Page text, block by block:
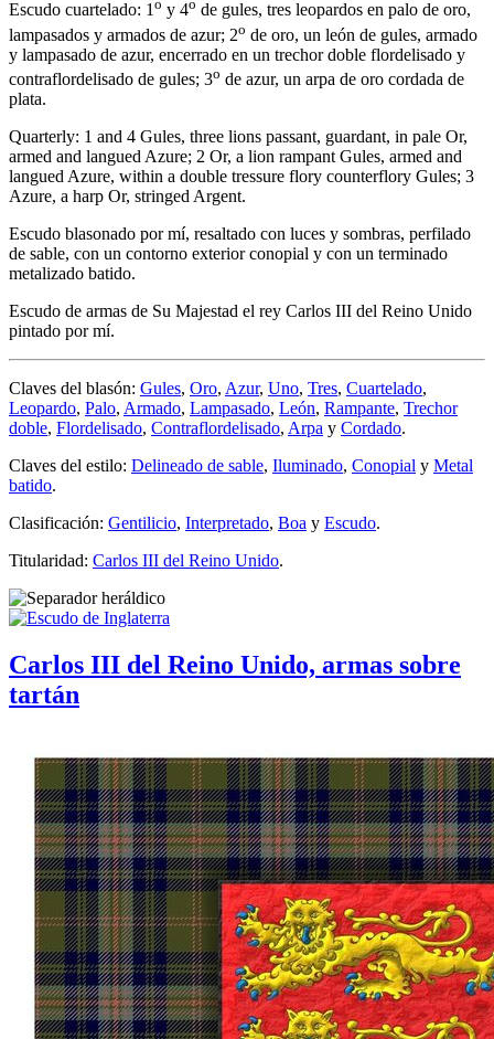
Escudo cuartelado: 1o y 4o de gules, tres leopardos en palo de oro,
lampasados y armados de azur; 2o de oro, un león de gules, armado
y lampasado de azur, encerrado en un trechor doble flordelisado y
contraflordelisado de gules; 3o de azur, un arpa de oro cordada de
plata.
Quarterly: 1 and 4 Gules, three lions passant, guardant, in pale Or,
armed and langued Azure; 2 Or, a lion rampant Gules, armed and
langued Azure, within a double tressure flory counterflory Gules; 3
Azure, a harp Or, stringed Argent.
Escudo blasonado por mí, resaltado con luces y sombras, perfilado
de sable, con un contorno exterior conopial y con un terminado
metalizado batido.
Escudo de armas de Su Majestad el rey Carlos III del Reino Unido
pintado por mí.
Claves del blasón: Gules, Oro, Azur, Uno, Tres, Cuartelado,
Leopardo, Palo, Armado, Lampasado, León, Rampante, Trechor
doble, Flordelisado, Contraflordelisado, Arpa y Cordado.
Claves del estilo: Delineado de sable, Iluminado, Conopial y Metal
batido.
Clasificación: Gentilicio, Interpretado, Boa y Escudo.
Titularidad: Carlos III del Reino Unido.
Carlos III del Reino Unido, armas sobre
tartán